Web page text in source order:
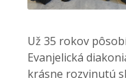
Už 35 rokov
Evanjelická
krásne rozvinutú